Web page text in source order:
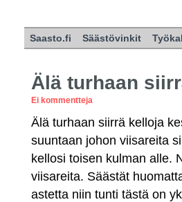
Saasto.fi Säästövinkit
Älä turhaan
Ei kommentteja
Älä turhaan siirrä kelloja
suuntaan johon viisareita
kellosi toisen kulman alle.
viisareita. Säästät
astetta niin tunti tästä on